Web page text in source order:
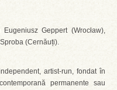
Geppert (Wrocław),
(Cernăuți).
artist-run, fondat în
permanente sau